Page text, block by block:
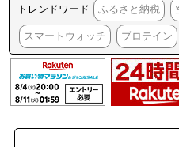
トレンドワード ふるさと納税
スマートウォッチ プロテイン